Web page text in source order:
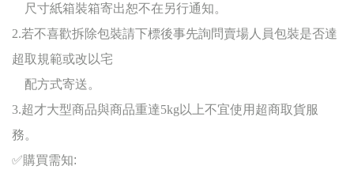
尺寸紙箱裝箱寄出恕不在另行通知。
2.若不喜歡拆除包裝請下標後事先詢問賣場人員包裝是否達
超取規範或改以宅
配方式寄送。
3.超才大型商品與商品重達5kg以上不宜使用超商取貨服
務。
✅購買需知: